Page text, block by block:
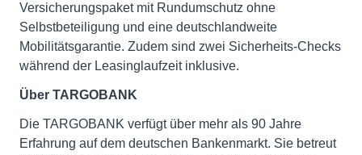
Versicherungspaket mit Rundumschutz ohne
Selbstbeteiligung und eine deutschlandweite
Mobilitätsgarantie. Zudem sind zwei Sicherheits-Checks
während der Leasinglaufzeit inklusive.
Über TARGOBANK
Die TARGOBANK verfügt über mehr als 90 Jahre
Erfahrung auf dem deutschen Bankenmarkt. Sie betreut